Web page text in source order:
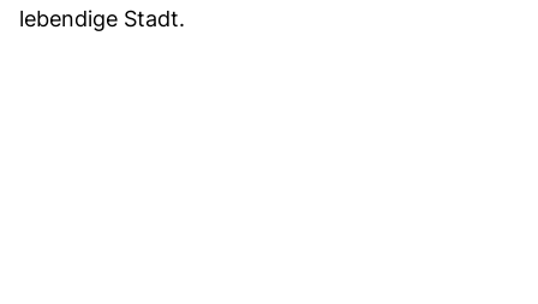
lebendige Stadt.